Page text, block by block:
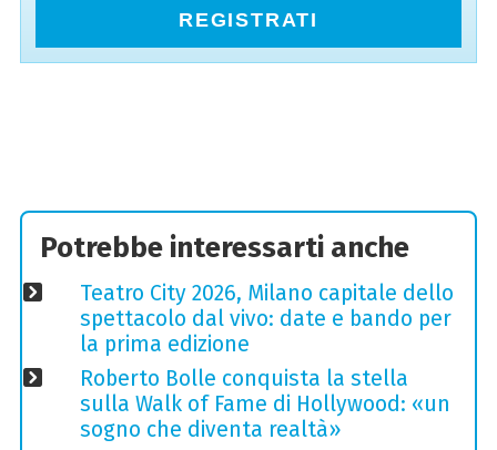
REGISTRATI
Potrebbe interessarti anche
Teatro City 2026, Milano capitale dello
spettacolo dal vivo: date e bando per
la prima edizione
Roberto Bolle conquista la stella
sulla Walk of Fame di Hollywood: «un
sogno che diventa realtà»